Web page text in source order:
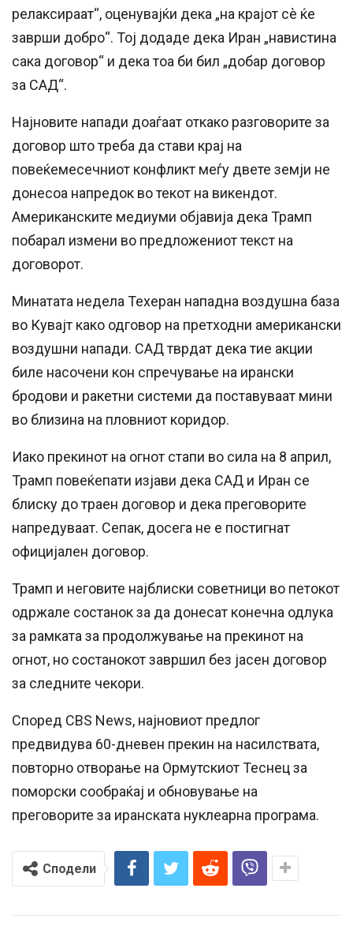
релаксираат“, оценувајќи дека „на крајот сè ќе
заврши добро“. Тој додаде дека Иран „навистина
сака договор“ и дека тоа би бил „добар договор
за САД“.
Најновите напади доаѓаат откако разговорите за
договор што треба да стави крај на
повеќемесечниот конфликт меѓу двете земји не
донесоа напредок во текот на викендот.
Американските медиуми објавија дека Трамп
побарал измени во предложениот текст на
договорот.
Минатата недела Техеран нападна воздушна база
во Кувајт како одговор на претходни американски
воздушни напади. САД тврдат дека тие акции
биле насочени кон спречување на ирански
бродови и ракетни системи да поставуваат мини
во близина на пловниот коридор.
Иако прекинот на огнот стапи во сила на 8 април,
Трамп повеќепати изјави дека САД и Иран се
блиску до траен договор и дека преговорите
напредуваат. Сепак, досега не е постигнат
официјален договор.
Трамп и неговите најблиски советници во петокот
одржале состанок за да донесат конечна одлука
за рамката за продолжување на прекинот на
огнот, но состанокот завршил без јасен договор
за следните чекори.
Според CBS News, најновиот предлог
предвидува 60-дневен прекин на насилствата,
повторно отворање на Ормутскиот Теснец за
поморски сообраќај и обновување на
преговорите за иранската нуклеарна програма.
Сподели